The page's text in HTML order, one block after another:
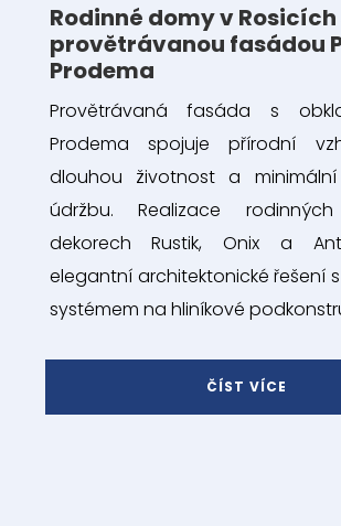
Rodinné domy v Rosicích
provětrávanou fasádou
Prodema
Provětrávaná fasáda s
Prodema spojuje přírodní
dlouhou životnost a
údržbu. Realizace
dekorech Rustik, Onix a
elegantní architektonické řešení
systémem na hliníkové
ČÍST VÍCE